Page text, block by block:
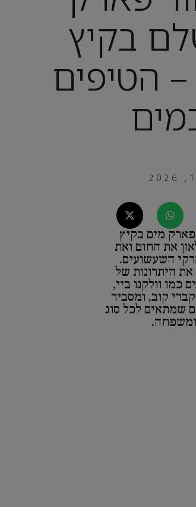
בקיץ
– הטיפים
מים בקיץ
את החום ואת
השעשועים.
היתרונות של
כמו וולקנו ביי,
קוב, ומסביר
שמתאים לכל סוג